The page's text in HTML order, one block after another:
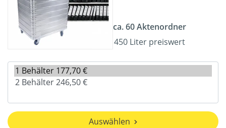
ca. 60 Aktenordner
450 Liter preiswert
Auswählen